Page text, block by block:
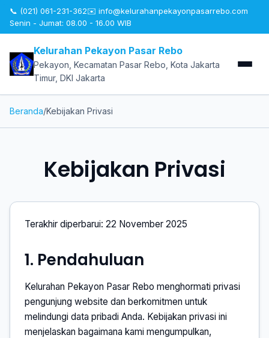
📞 (021) 061-231-362✉️ info@kelurahanpekayonpasarrebo.com
Senin - Jumat: 08.00 - 16.00 WIB
Kelurahan Pekayon Pasar Rebo
Pekayon, Kecamatan Pasar Rebo, Kota Jakarta
Timur, DKI Jakarta
Beranda/Kebijakan Privasi
Kebijakan Privasi
Terakhir diperbarui: 22 November 2025
1. Pendahuluan
Kelurahan Pekayon Pasar Rebo menghormati privasi
pengunjung website dan berkomitmen untuk
melindungi data pribadi Anda. Kebijakan privasi ini
menjelaskan bagaimana kami mengumpulkan,